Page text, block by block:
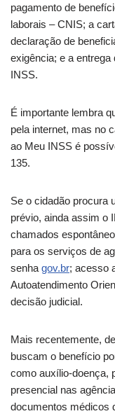
pagamento de
laborais – CNIS; a
declaração de
exigência; e a
INSS.
É importante lembra
pela internet, mas no
ao Meu INSS é
135.
Se o cidadão procura
prévio, ainda assim o
chamados
para os serviços de
senha gov.br; acesso
Autoatendimento
decisão judicial.
Mais recentemente,
buscam o benefício
como auxílio-doença,
presencial nas
documentos médicos